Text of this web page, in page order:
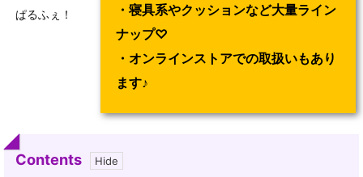
ぱるふぇ！
・寝具系やクッションなど大量ライン
ナップ♡
・オンラインストアでの取扱いもあり
ます♪
Contents